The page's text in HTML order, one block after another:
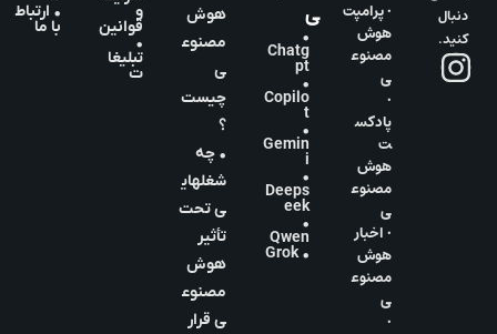
دنبال
کنید.
• پرامپت
هوش
مصنوع
ی
•
پادکس
ت
هوش
مصنوع
ی
• اخبار
هوش
مصنوع
ی
•
ی
•
Chatg
pt
•
Copilo
t
•
Gemin
i
•
Deeps
eek
•
Qwen
• Grok
هوش
مصنوع
ی
چیست
؟
• چه
شغلهای
ی تحت
تأثیر
هوش
مصنوع
ی قرار
و
قوانین
•
تبلیغا
ت
• ارتباط
با ما